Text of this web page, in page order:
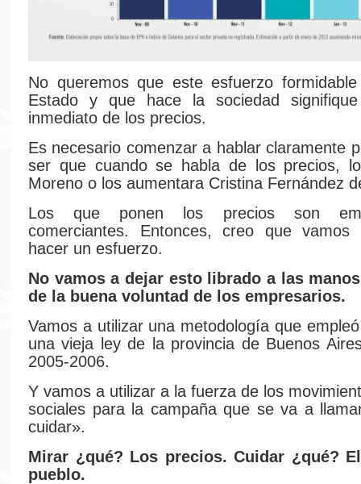
No queremos que este esfuerzo
Estado y que hace la sociedad
inmediato de los precios.
Es necesario comenzar a hablar claramente
ser que cuando se habla de los precios,
Moreno o los aumentara Cristina Fernández
Los que ponen los precios son
comerciantes. Entonces, creo que
hacer un esfuerzo.
No vamos a dejar esto librado a las
de la buena voluntad de los empresarios.
Vamos a utilizar una metodología que
una vieja ley de la provincia de Buenos
2005-2006.
Y vamos a utilizar a la fuerza de los
sociales para la campaña que se va a
cuidar».
Mirar ¿qué? Los precios. Cuidar ¿qué?
pueblo.